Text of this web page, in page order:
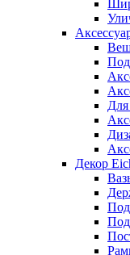
Для
Декор